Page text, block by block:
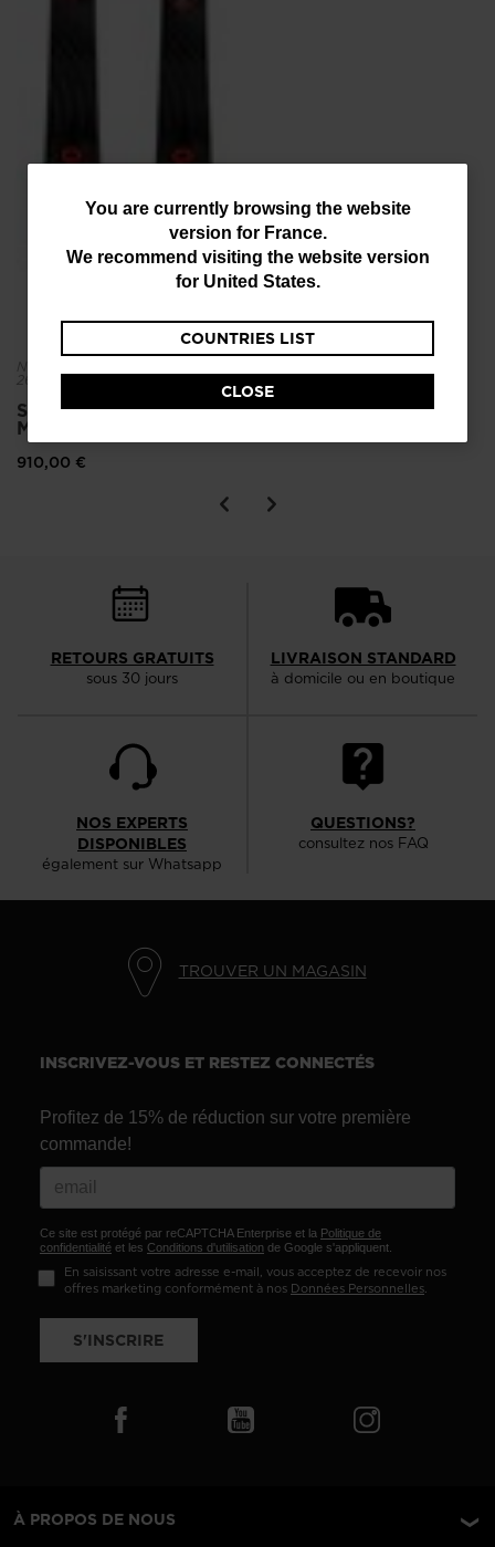
You
are
website
version
for
France
version
United
States .
You are currently browsing the website
version for France.
We recommend visiting the website version
for United States.
COUNTRIES LIST
CLOSE
NOUVELLE COLLECTION FW
26/27
Skis alpins HERO ELITE
MT TI C.A.M.
910,00 €
RETOURS GRATUITS
sous 30 jours
LIVRAISON STANDARD
à domicile ou en boutique
NOS EXPERTS
DISPONIBLES
également sur Whatsapp
QUESTIONS?
consultez nos FAQ
TROUVER UN MAGASIN
INSCRIVEZ-VOUS ET RESTEZ CONNECTÉS
Profitez de 15% de réduction sur votre première
commande!
Ce site est protégé par reCAPTCHA Enterprise et la Politique de
confidentialité et les Conditions d'utilisation de Google s'appliquent.
En saisissant votre adresse e-mail, vous acceptez de recevoir nos
offres marketing conformément à nos Données Personnelles.
S'INSCRIRE
À PROPOS DE NOUS